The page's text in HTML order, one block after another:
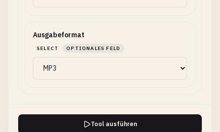
Ausgabeformat
SELECT OPTIONALES FELD
Tool ausführen